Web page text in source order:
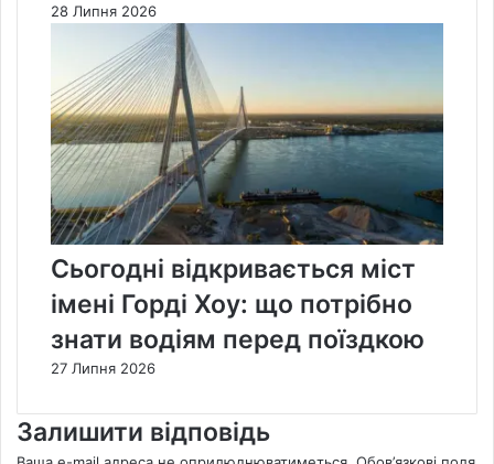
28 Липня 2026
Сьогодні відкривається міст
імені Горді Хоу: що потрібно
знати водіям перед поїздкою
27 Липня 2026
Залишити відповідь